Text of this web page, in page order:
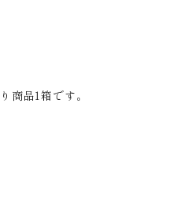
商品1箱です。